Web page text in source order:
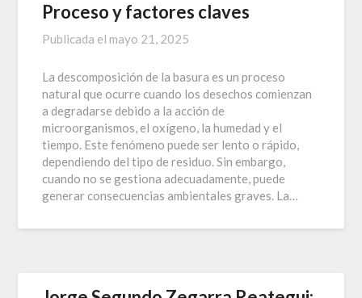
Proceso y factores claves
Publicada el mayo 21, 2025
La descomposición de la basura es un proceso
natural que ocurre cuando los desechos comienzan
a degradarse debido a la acción de
microorganismos, el oxígeno, la humedad y el
tiempo. Este fenómeno puede ser lento o rápido,
dependiendo del tipo de residuo. Sin embargo,
cuando no se gestiona adecuadamente, puede
generar consecuencias ambientales graves. La…